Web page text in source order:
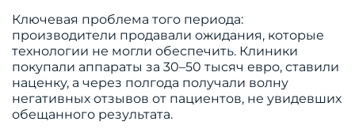
Ключевая проблема того периода:
производители продавали ожидания, которые
технологии не могли обеспечить. Клиники
покупали аппараты за 30–50 тысяч евро, ставили
наценку, а через полгода получали волну
негативных отзывов от пациентов, не увидевших
обещанного результата.